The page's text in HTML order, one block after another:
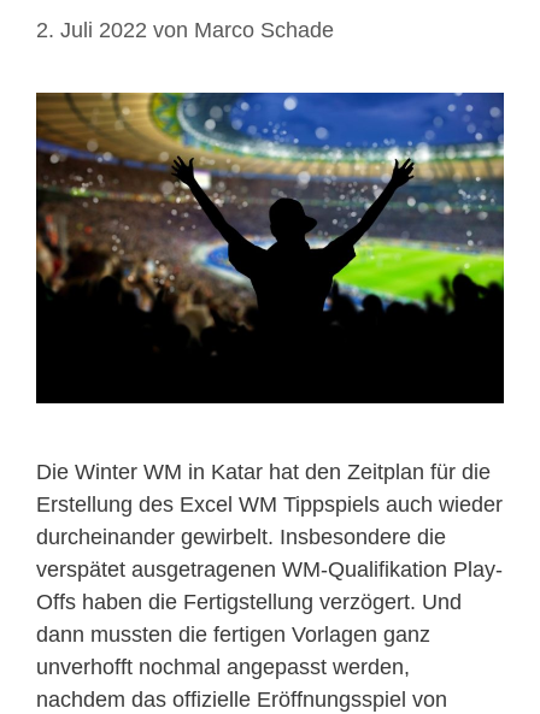
2. Juli 2022 von Marco Schade
Die Winter WM in Katar hat den Zeitplan für die
Erstellung des Excel WM Tippspiels auch wieder
durcheinander gewirbelt. Insbesondere die
verspätet ausgetragenen WM-Qualifikation Play-
Offs haben die Fertigstellung verzögert. Und
dann mussten die fertigen Vorlagen ganz
unverhofft nochmal angepasst werden,
nachdem das offizielle Eröffnungsspiel von